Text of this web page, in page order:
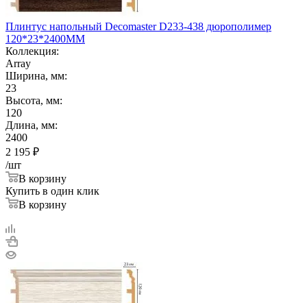
Плинтус напольный Decomaster D233-438 дюрополимер
120*23*2400ММ
Коллекция:
Array
Ширина, мм:
23
Высота, мм:
120
Длина, мм:
2400
2 195 ₽
/шт
В корзину
Купить в один клик
В корзину